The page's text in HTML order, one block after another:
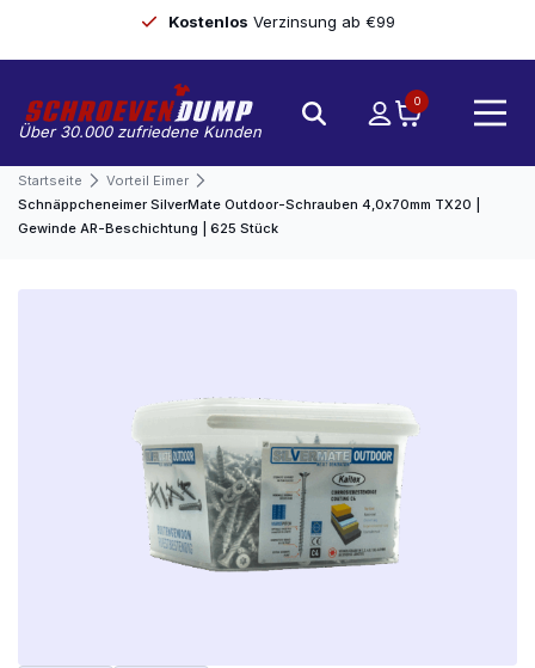
Kostenlos Verzinsung ab €99
Über 30.000 zufriedene Kunden
0
Startseite
Vorteil Eimer
Schnäppcheneimer SilverMate Outdoor-Schrauben 4,0x70mm TX20 |
Gewinde AR-Beschichtung | 625 Stück